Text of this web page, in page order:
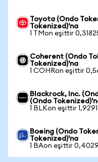
Toyota (Ondo
Tokenized)'na
1 TMon eşittir
Coherent (Ondo
Tokenized)'na
1 COHRon eşittir
Blackrock, Inc.
(Ondo
1 BLKon eşittir
Boeing (Ondo
Tokenized)'na
1 BAon eşittir